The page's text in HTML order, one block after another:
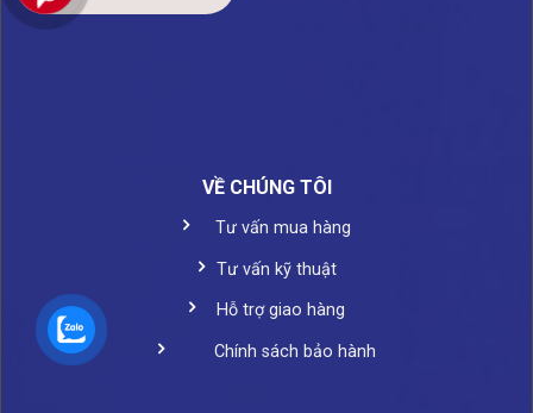
VỀ CHÚNG TÔI
Tư vấn mua hàng
Tư vấn kỹ thuật
Hỗ trợ giao hàng
Chính sách bảo hành